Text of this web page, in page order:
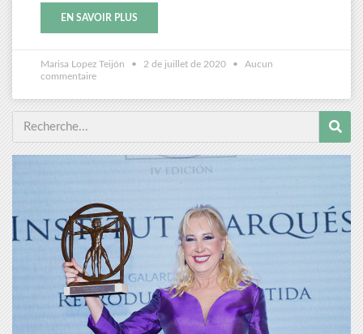
EN SAVOIR PLUS
Marisa Lopez Teijón 2 de juillet de 2020
Aucun
commentaire